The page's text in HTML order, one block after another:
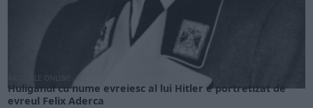
ARTICOLE ONLINE
Huliganul cu nume evreiesc al lui Hitler e portretizat de
evreul Felix Aderca